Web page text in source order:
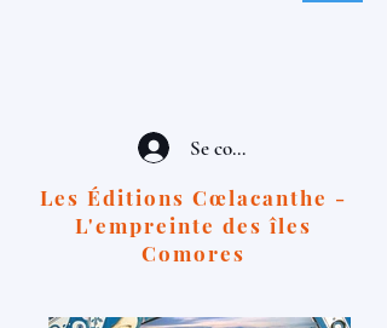
Se connecter
Les Éditions Cœlacanthe -
L'empreinte des îles
Comores